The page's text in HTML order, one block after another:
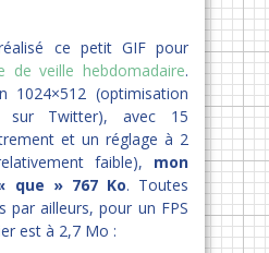
ce petit GIF pour
de veille hebdomadaire.
1024×512 (optimisation
sur Twitter), avec 15
et un réglage à 2
faible), mon
que » 767 Ko. Toutes
par ailleurs, pour un FPS
est à 2,7 Mo :